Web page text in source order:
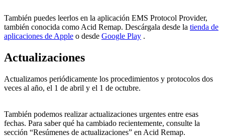
También puedes leerlos en la aplicación EMS Protocol Provider,
también conocida como Acid Remap. Descárgala desde la tienda de
aplicaciones de Apple o desde Google Play .
Actualizaciones
Actualizamos periódicamente los procedimientos y protocolos dos
veces al año, el 1 de abril y el 1 de octubre.
También podemos realizar actualizaciones urgentes entre esas
fechas. Para saber qué ha cambiado recientemente, consulte la
sección “Resúmenes de actualizaciones” en Acid Remap.